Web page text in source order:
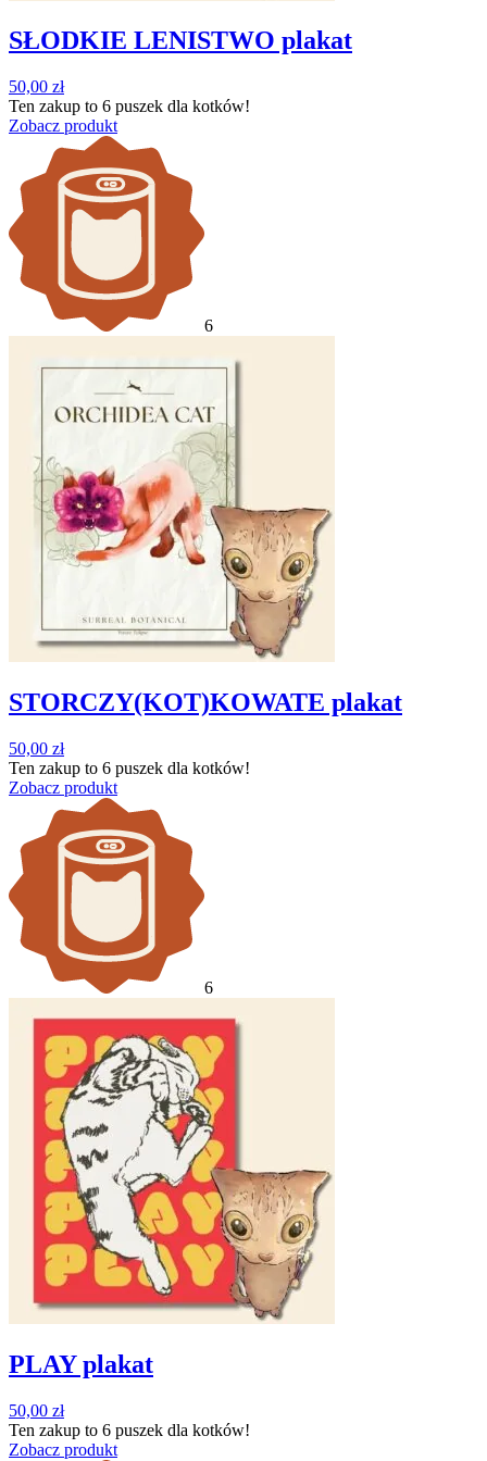
SŁODKIE LENISTWO plakat
50,00 zł
Ten zakup to 6 puszek dla kotków!
Zobacz produkt
6
STORCZY(KOT)KOWATE plakat
50,00 zł
Ten zakup to 6 puszek dla kotków!
Zobacz produkt
6
PLAY plakat
50,00 zł
Ten zakup to 6 puszek dla kotków!
Zobacz produkt